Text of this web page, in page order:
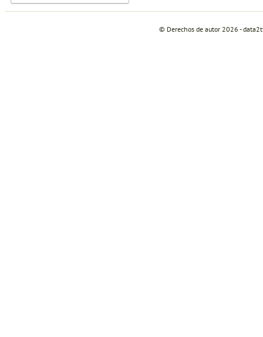
© Derechos de autor 2026 -